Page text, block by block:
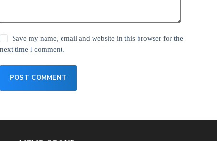
Save my name, email and website in this browser for the
next time I comment.
POST COMMENT